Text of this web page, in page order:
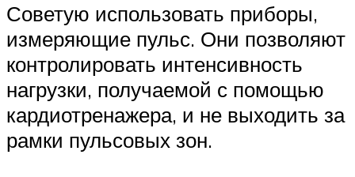
Советую использовать приборы,
измеряющие пульс. Они позволяют
контролировать интенсивность
нагрузки, получаемой с помощью
кардиотренажера, и не выходить за
рамки пульсовых зон.